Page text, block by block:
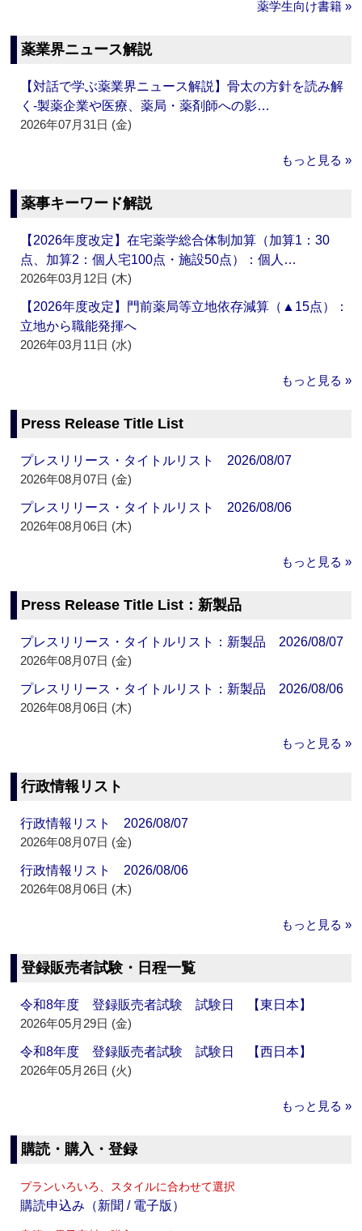
薬学生向け書籍 »
薬業界ニュース解説
【対話で学ぶ薬業界ニュース解説】骨太の方針を読み解
く‐製薬企業や医療、薬局・薬剤師への影…
2026年07月31日 (金)
もっと見る »
薬事キーワード解説
【2026年度改定】在宅薬学総合体制加算（加算1：30
点、加算2：個人宅100点・施設50点）：個人…
2026年03月12日 (木)
【2026年度改定】門前薬局等立地依存減算（▲15点）：
立地から職能発揮へ
2026年03月11日 (水)
もっと見る »
Press Release Title List
プレスリリース・タイトルリスト 2026/08/07
2026年08月07日 (金)
プレスリリース・タイトルリスト 2026/08/06
2026年08月06日 (木)
もっと見る »
Press Release Title List：新製品
プレスリリース・タイトルリスト：新製品 2026/08/07
2026年08月07日 (金)
プレスリリース・タイトルリスト：新製品 2026/08/06
2026年08月06日 (木)
もっと見る »
行政情報リスト
行政情報リスト 2026/08/07
2026年08月07日 (金)
行政情報リスト 2026/08/06
2026年08月06日 (木)
もっと見る »
登録販売者試験・日程一覧
令和8年度 登録販売者試験 試験日 【東日本】
2026年05月29日 (金)
令和8年度 登録販売者試験 試験日 【西日本】
2026年05月26日 (火)
もっと見る »
購読・購入・登録
プランいろいろ、スタイルに合わせて選択
購読申込み（新聞 / 電子版）